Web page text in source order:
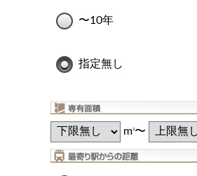
〜10年
指定無し
m2〜